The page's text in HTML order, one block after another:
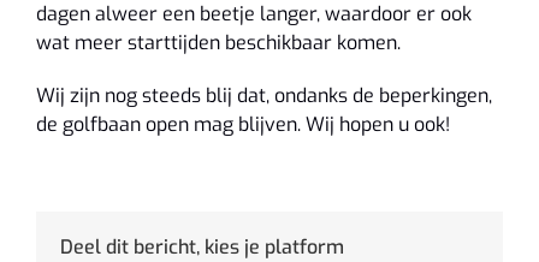
dagen alweer een beetje langer, waardoor er ook
wat meer starttijden beschikbaar komen.
Wij zijn nog steeds blij dat, ondanks de beperkingen,
de golfbaan open mag blijven. Wij hopen u ook!
Deel dit bericht, kies je platform